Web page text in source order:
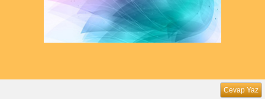
Cevap Yaz